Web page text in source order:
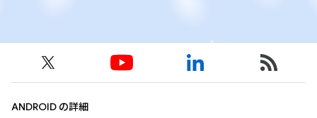
ANDROID の詳細